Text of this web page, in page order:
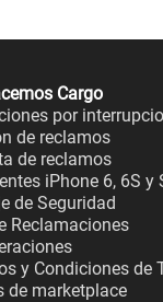
Cargo
por
de reclamos
de reclamos
iPhone 6, 6S y
de Seguridad
Reclamaciones
y Condiciones de
de marketplace